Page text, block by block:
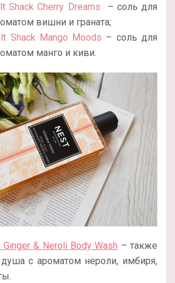
Shack Cherry Dreams – соль для
вишни и граната;
Shack Mango Moods – соль для
манго и киви.
Ginger & Neroli Body Wash – также
с ароматом нероли, имбиря,